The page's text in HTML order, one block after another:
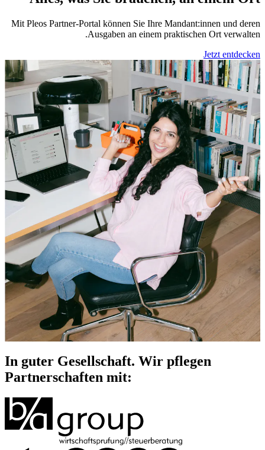
Mit Pleos Partner-Portal können Sie Ihre Mandant:innen und deren
Ausgaben an einem praktischen Ort verwalten.
Jetzt entdecken
In guter Gesellschaft. Wir pflegen
Partnerschaften mit: